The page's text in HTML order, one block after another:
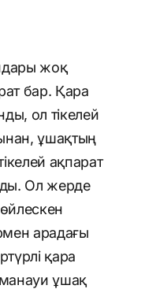
жоқ
бар. Қара
ол тікелей
ұшақтың
ақпарат
Ол жерде
арадағы
қара
ұшақ